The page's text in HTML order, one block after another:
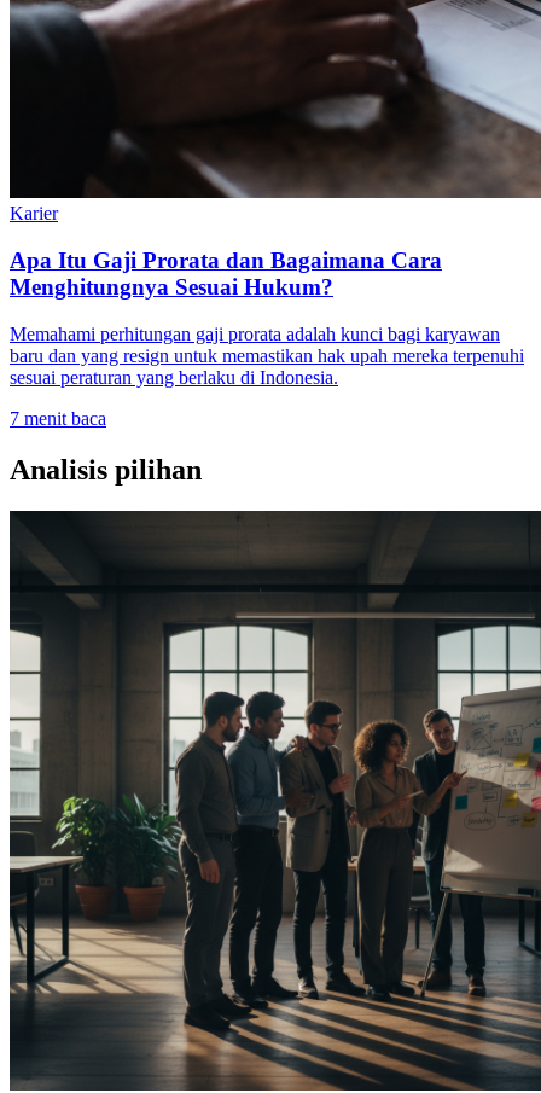
Karier
Apa Itu Gaji Prorata dan Bagaimana Cara
Menghitungnya Sesuai Hukum?
Memahami perhitungan gaji prorata adalah kunci bagi karyawan
baru dan yang resign untuk memastikan hak upah mereka terpenuhi
sesuai peraturan yang berlaku di Indonesia.
7 menit baca
Analisis pilihan